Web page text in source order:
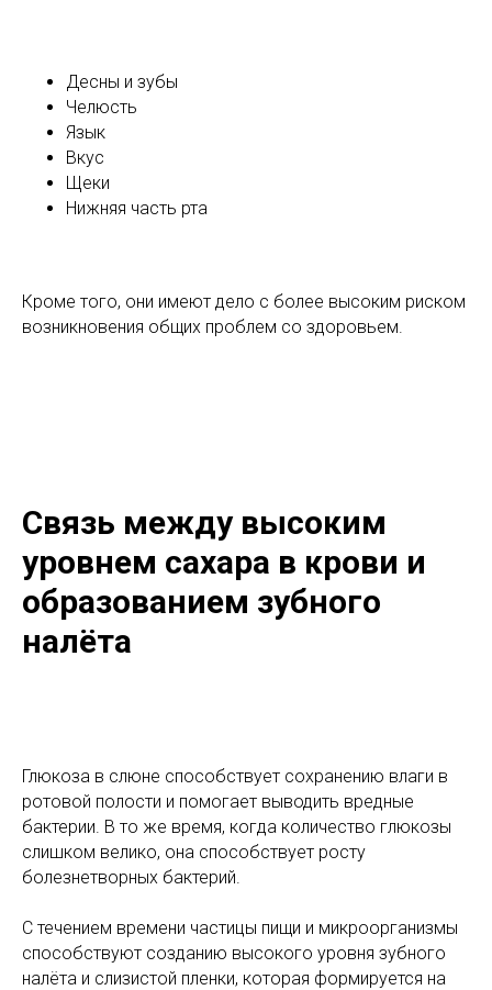
Десны и зубы
Челюсть
Язык
Вкус
Щеки
Нижняя часть рта
Кроме того, они имеют дело с более высоким риском
возникновения общих проблем со здоровьем.
Связь между высоким
уровнем сахара в крови и
образованием зубного
налёта
Глюкоза в слюне способствует сохранению влаги в
ротовой полости и помогает выводить вредные
бактерии. В то же время, когда количество глюкозы
слишком велико, она способствует росту
болезнетворных бактерий.
С течением времени частицы пищи и микроорганизмы
способствуют созданию высокого уровня зубного
налёта и слизистой пленки, которая формируется на